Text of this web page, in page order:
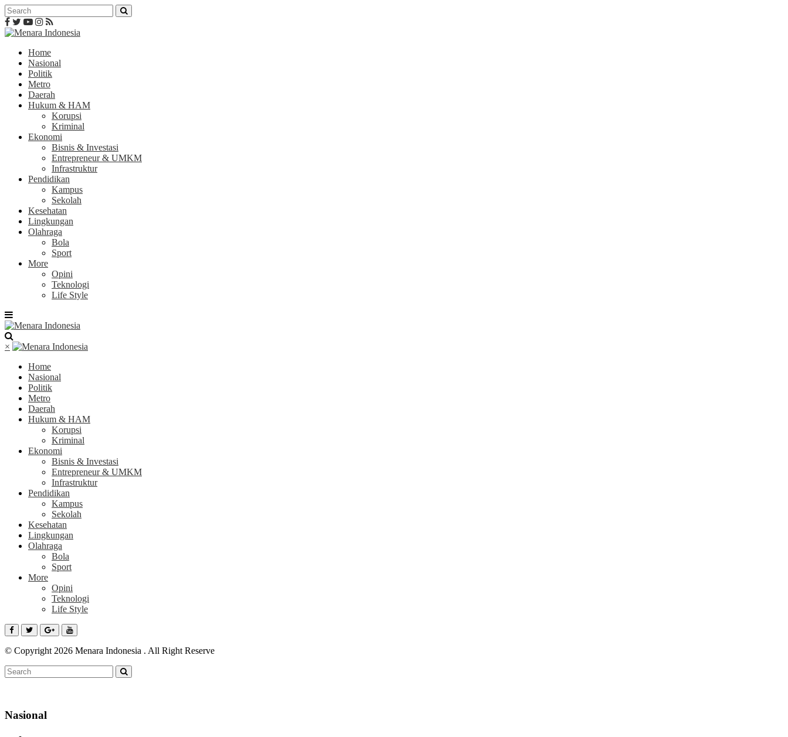
Home
Nasional
Politik
Metro
Daerah
Hukum & HAM
Korupsi
Kriminal
Ekonomi
Bisnis & Investasi
Entrepreneur & UMKM
Infrastruktur
Pendidikan
Kampus
Sekolah
Kesehatan
Lingkungan
Olahraga
Bola
Sport
More
Opini
Teknologi
Life Style
×
Home
Nasional
Politik
Metro
Daerah
Hukum & HAM
Korupsi
Kriminal
Ekonomi
Bisnis & Investasi
Entrepreneur & UMKM
Infrastruktur
Pendidikan
Kampus
Sekolah
Kesehatan
Lingkungan
Olahraga
Bola
Sport
More
Opini
Teknologi
Life Style
© Copyright 2026 Menara Indonesia . All Right Reserve
Nasional